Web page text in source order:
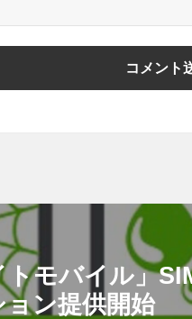
トモバイル」
ン提供開始